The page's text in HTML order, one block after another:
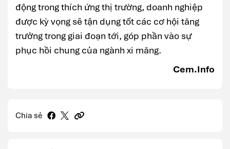
động trong thích ứng thị trường, doanh nghiệp
được kỳ vọng sẽ tận dụng tốt các cơ hội tăng
trưởng trong giai đoạn tới, góp phần vào sự
phục hồi chung của ngành xi măng.
Cem.Info
Chia sẻ